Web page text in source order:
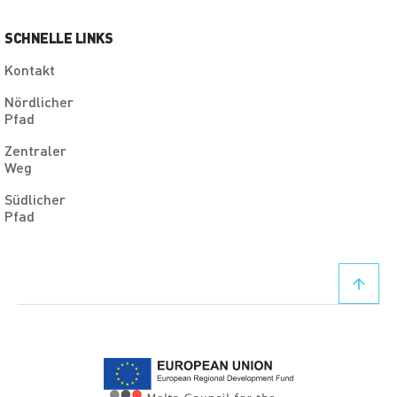
SCHNELLE LINKS
Kontakt
Nördlicher
Pfad
Zentraler
Weg
Südlicher
Pfad